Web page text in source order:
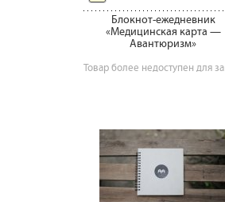
Блокнот-ежедневник
«Медицинская карта —
Авантюризм»
Товар более недоступен для